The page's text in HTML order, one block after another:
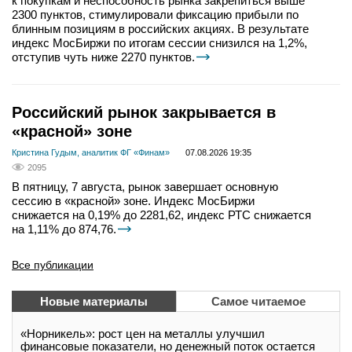
2300 пунктов, стимулировали фиксацию прибыли по
блинным позициям в российских акциях. В результате
индекс МосБиржи по итогам сессии снизился на 1,2%,
отступив чуть ниже 2270 пунктов.
Российский рынок закрывается в
«красной» зоне
Кристина Гудым, аналитик ФГ «Финам»
07.08.2026 19:35
2095
В пятницу, 7 августа, рынок завершает основную
сессию в «красной» зоне. Индекс МосБиржи
снижается на 0,19% до 2281,62, индекс РТС снижается
на 1,11% до 874,76.
Все публикации
Новые материалы Самое читаемое
«Норникель»: рост цен на металлы улучшил
финансовые показатели, но денежный поток остается